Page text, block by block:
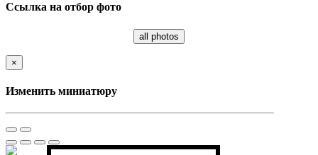
Ссылка на отбор фото
all photos
×
Изменить миниатюру